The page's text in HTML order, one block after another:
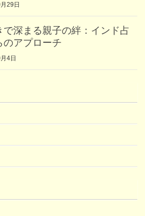
29日
で深まる親子の絆：インド占
のアプローチ
4日